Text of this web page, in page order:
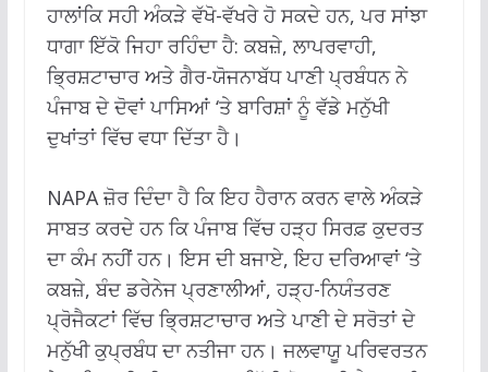
ਹਾਲਾਂਕਿ ਸਹੀ ਅੰਕੜੇ ਵੱਖੋ-ਵੱਖਰੇ ਹੋ ਸਕਦੇ ਹਨ, ਪਰ ਸਾਂਝਾ
ਧਾਗਾ ਇੱਕੋ ਜਿਹਾ ਰਹਿੰਦਾ ਹੈ: ਕਬਜ਼ੇ, ਲਾਪਰਵਾਹੀ,
ਭ੍ਰਿਸ਼ਟਾਚਾਰ ਅਤੇ ਗੈਰ-ਯੋਜਨਾਬੱਧ ਪਾਣੀ ਪ੍ਰਬੰਧਨ ਨੇ
ਪੰਜਾਬ ਦੇ ਦੋਵਾਂ ਪਾਸਿਆਂ ‘ਤੇ ਬਾਰਿਸ਼ਾਂ ਨੂੰ ਵੱਡੇ ਮਨੁੱਖੀ
ਦੁਖਾਂਤਾਂ ਵਿੱਚ ਵਧਾ ਦਿੱਤਾ ਹੈ।
NAPA ਜ਼ੋਰ ਦਿੰਦਾ ਹੈ ਕਿ ਇਹ ਹੈਰਾਨ ਕਰਨ ਵਾਲੇ ਅੰਕੜੇ
ਸਾਬਤ ਕਰਦੇ ਹਨ ਕਿ ਪੰਜਾਬ ਵਿੱਚ ਹੜ੍ਹ ਸਿਰਫ਼ ਕੁਦਰਤ
ਦਾ ਕੰਮ ਨਹੀਂ ਹਨ। ਇਸ ਦੀ ਬਜਾਏ, ਇਹ ਦਰਿਆਵਾਂ ‘ਤੇ
ਕਬਜ਼ੇ, ਬੰਦ ਡਰੇਨੇਜ ਪ੍ਰਣਾਲੀਆਂ, ਹੜ੍ਹ-ਨਿਯੰਤਰਣ
ਪ੍ਰੋਜੈਕਟਾਂ ਵਿੱਚ ਭ੍ਰਿਸ਼ਟਾਚਾਰ ਅਤੇ ਪਾਣੀ ਦੇ ਸਰੋਤਾਂ ਦੇ
ਮਨੁੱਖੀ ਕੁਪ੍ਰਬੰਧ ਦਾ ਨਤੀਜਾ ਹਨ। ਜਲਵਾਯੂ ਪਰਿਵਰਤਨ